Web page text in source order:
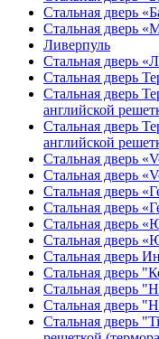
Стальная дверь
Стальная дверь
Ливерпуль
Стальная дверь
Стальная дверь
Стальная дверь
английской
Стальная дверь
английской
Стальная дверь
Стальная дверь
Стальная дверь
Стальная дверь
Стальная дверь
Стальная дверь
Стальная дверь
Стальная дверь
Стальная дверь
Стальная дверь
Стальная дверь